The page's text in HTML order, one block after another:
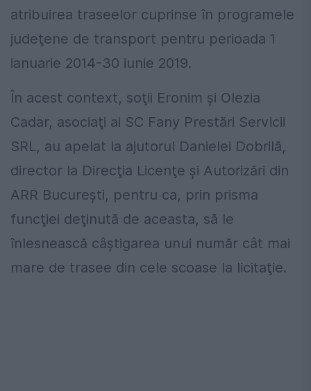
atribuirea traseelor cuprinse în programele
judeţene de transport pentru perioada 1
ianuarie 2014-30 iunie 2019.
În acest context, soţii Eronim şi Olezia
Cadar, asociaţi ai SC Fany Prestări Servicii
SRL, au apelat la ajutorul Danielei Dobrilă,
director la Direcţia Licenţe şi Autorizări din
ARR Bucureşti, pentru ca, prin prisma
funcţiei deţinută de aceasta, să le
înlesnească câştigarea unui număr cât mai
mare de trasee din cele scoase la licitaţie.